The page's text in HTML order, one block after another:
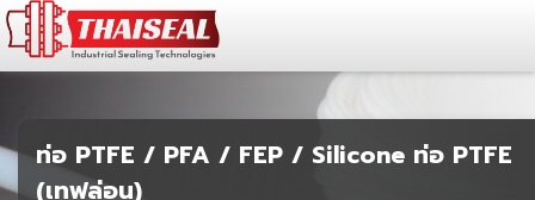
ท่อ PTFE / PFA / FEP / Silicone ท่อ PTFE
(เทฟล่อน)